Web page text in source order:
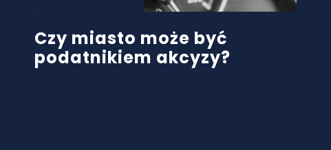
Czy miasto może być
podatnikiem akcyzy?